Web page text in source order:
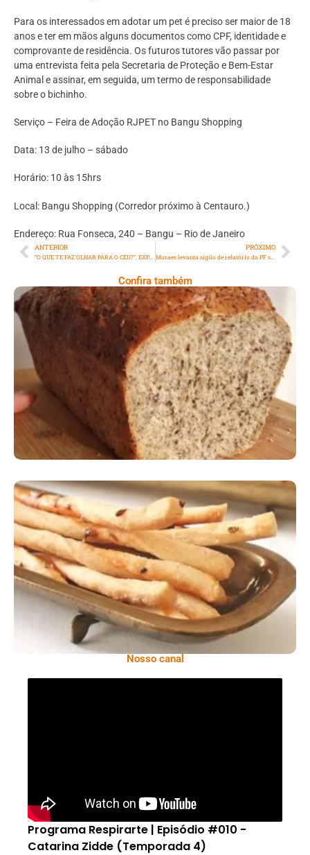
Para os interessados em adotar um pet é preciso ser maior de 18
anos e ter em mãos alguns documentos como CPF, identidade e
comprovante de residência. Os futuros tutores vão passar por
uma entrevista feita pela Secretaria de Proteção e Bem-Estar
Animal e assinar, em seguida, um termo de responsabilidade
sobre o bichinho.
Serviço – Feira de Adoção RJPET no Bangu Shopping
Data: 13 de julho – sábado
Horário: 10 às 15hrs
Local: Bangu Shopping (Corredor próximo à Centauro.)
Endereço: Rua Fonseca, 240 – Bangu – Rio de Janeiro
ANTERIOR PRÓXIMO
Moraes levanta sigilo de relatório da PF sobre caso das joias sauditas
Confira também
Comer Bem: Pão Low Carb
Comer Bem: Palitinhos De Cebola E Salsa
Nosso canal
Programa Respirarte | Episódio #010 -
Catarina Zidde (Temporada 4)